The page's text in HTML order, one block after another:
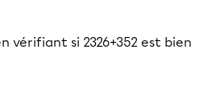
vérifiant si 2326+352 est bien